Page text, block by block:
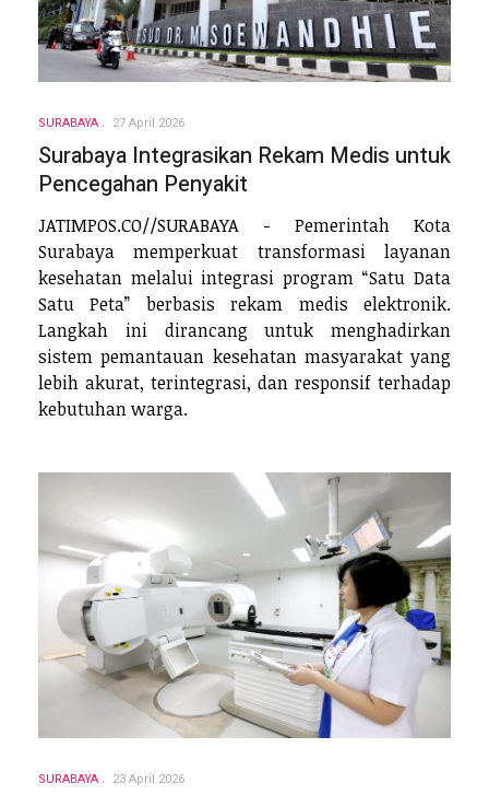
SURABAYA 27 April 2026
Surabaya Integrasikan Rekam Medis untuk
Pencegahan Penyakit
JATIMPOS.CO//SURABAYA - Pemerintah Kota
Surabaya memperkuat transformasi layanan
kesehatan melalui integrasi program “Satu Data
Satu Peta” berbasis rekam medis elektronik.
Langkah ini dirancang untuk menghadirkan
sistem pemantauan kesehatan masyarakat yang
lebih akurat, terintegrasi, dan responsif terhadap
kebutuhan warga.
SURABAYA 23 April 2026